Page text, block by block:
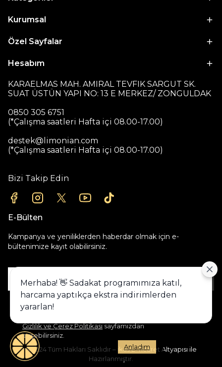
Alışveriş deneyiminizi iyileştirmek için
yasal düzenlemelere uygun çerezler
Gizlilik ve Çerez Politikasısayfamızdan
erişebilirsiniz.
Anladım
Kurumsal
Özel Sayfalar
Hesabım
KARAELMAS MAH. AMIRAL TEVFIK SARGUT SK.
SUAT ÜSTÜN YAPI NO: 13 E MERKEZ/ ZONGULDAK
0850 305 6751
(*Çalışma saatleri Hafta içi 08.00-17.00)
destek@limonian.com
(*Çalışma saatleri Hafta içi 08.00-17.00)
Bizi Takip Edin
E-Bülten
Kampanya ve yeniliklerden haberdar olmak için e-
bültenimize kayıt olabilirsiniz.
Gönder
©2024 Tüm Hakları Saklıdır – ikas E-Ticaret Altyapısı ile
Hazırlanmıştır.
Merhaba! 👋 Sadakat programımıza katıl,
harcama yaptıkça ekstra indirimlerden
yararlan!